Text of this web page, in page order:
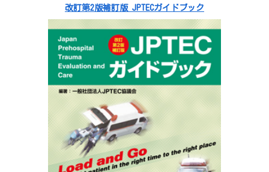
改訂第2版補訂版 JPTECガイドブック